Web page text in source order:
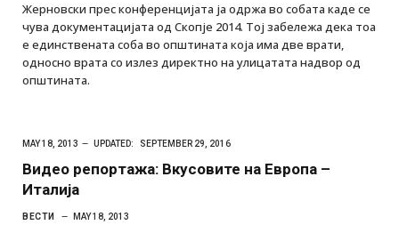
Жерновски прес конференцијата ја одржа во собата каде се
чува документацијата од Скопје 2014. Тој забележа дека тоа
е единствената соба во општината која има две врати,
односно врата со излез директно на улицатата надвор од
општината.
MAY 18, 2013 UPDATED: SEPTEMBER 29, 2016
Видео репортажа: Вкусовите на Европа –
Италија
ВЕСТИ MAY 18, 2013